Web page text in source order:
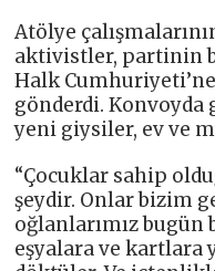
Atölye
aktivistler, partinin
Halk
gönderdi. Konvoyda
yeni giysiler, ev ve
“Çocuklar sahip
şeydir. Onlar bizim
oğlanlarımız
eşyalara ve kartlara